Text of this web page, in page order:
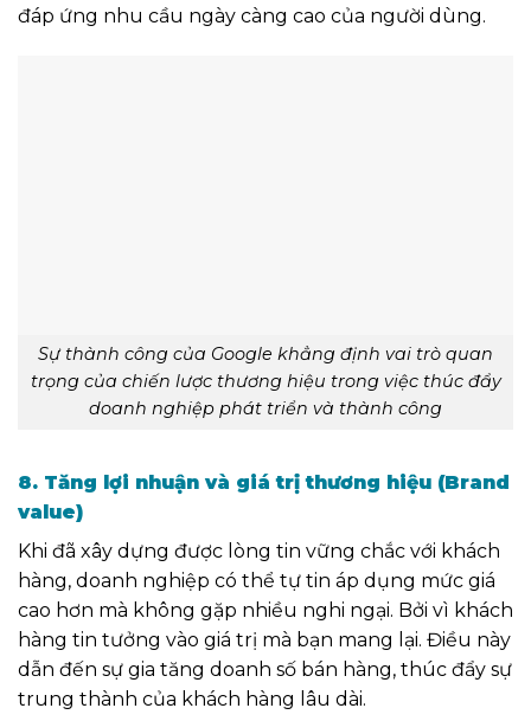
đáp ứng nhu cầu ngày càng cao của người dùng.
Sự thành công của Google khẳng định vai trò quan
trọng của chiến lược thương hiệu trong việc thúc đẩy
doanh nghiệp phát triển và thành công
8. Tăng lợi nhuận và giá trị thương hiệu (Brand
value)
Khi đã xây dựng được lòng tin vững chắc với khách
hàng, doanh nghiệp có thể tự tin áp dụng mức giá
cao hơn mà không gặp nhiều nghi ngại. Bởi vì khách
hàng tin tưởng vào giá trị mà bạn mang lại. Điều này
dẫn đến sự gia tăng doanh số bán hàng, thúc đẩy sự
trung thành của khách hàng lâu dài.